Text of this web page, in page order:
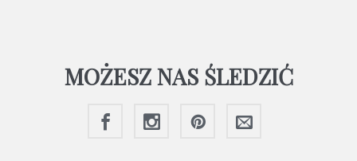
MOŻESZ NAS ŚLEDZIĆ